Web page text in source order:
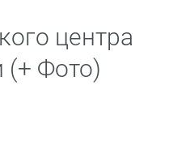
центра
(+ Фото)